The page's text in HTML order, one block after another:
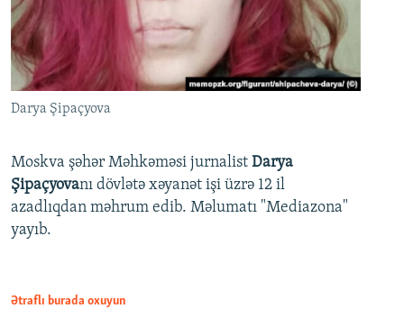
Darya Şipaçyova
Moskva şəhər Məhkəməsi jurnalist Darya
Şipaçyovanı dövlətə xəyanət işi üzrə 12 il
azadlıqdan məhrum edib. Məlumatı "Mediazona"
yayıb.
Ətraflı burada oxuyun